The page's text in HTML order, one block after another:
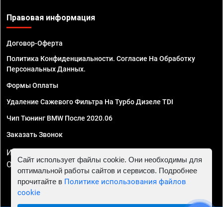
Правовая информация
Договор-Оферта
Политика Конфиденциальности. Согласие На Обработку
Персональных Данных.
Формы Оплаты
Удаление Сажевого Фильтра На Турбо Дизеле TDI
Чип Тюнинг BMW После 2020.06
Заказать Звонок
ИП Смирнов Георгий Павлович. ИНН 781302555843,
ОГРНИП 324470400032610
Сайт использует файлы cookie. Они необходимы для
оптимальной работы сайтов и сервисов. Подробнее
прочитайте в Политике использования файлов
cookie